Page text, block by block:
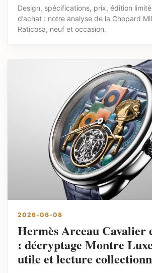
Design, spécifications, prix, édition
d’achat : notre analyse de la Chopard
Raticosa, neuf et occasion.
2026-06-08
Hermès Arceau Cavalier
: décryptage Montre
utile et lecture